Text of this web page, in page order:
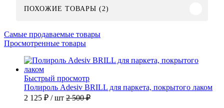
ПОХОЖИЕ ТОВАРЫ (2)
Самые продаваемые товары
Просмотренные товары
Быстрый просмотр
Полироль Adesiv BRILL для паркета, покрытого лаком
2 125 ₽ / шт 2 500 ₽